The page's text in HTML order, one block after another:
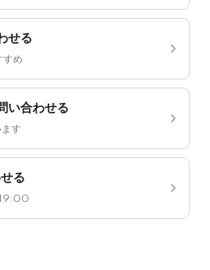
せる
すめ
い合わせる
す
る